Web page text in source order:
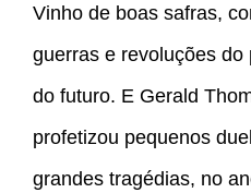
Vinho de boas safras,
guerras e revoluções
do futuro. E Gerald
profetizou pequenos
grandes tragédias, no